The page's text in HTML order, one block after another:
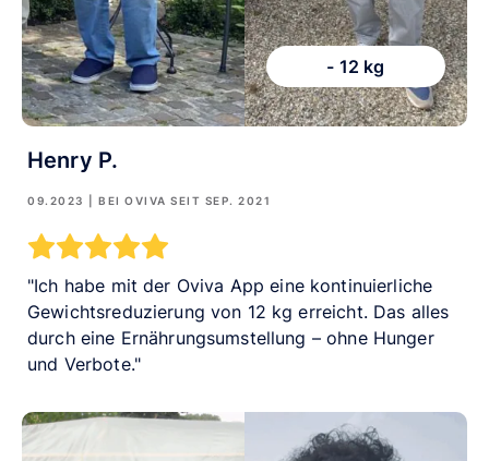
- 12 kg
Henry P.
09.2023 | BEI OVIVA SEIT SEP. 2021
Ich habe mit der Oviva App eine kontinuierliche
Gewichtsreduzierung von 12 kg erreicht. Das alles
durch eine Ernährungsumstellung – ohne Hunger
und Verbote.